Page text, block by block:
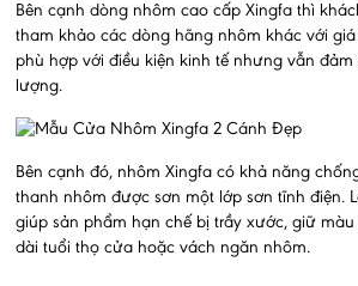
Bên cạnh dòng nhôm cao cấp Xingfa thì
tham khảo các dòng hãng nhôm khác với
phù hợp với điều kiện kinh tế nhưng vẫn
lượng.
Bên cạnh đó, nhôm Xingfa có khả năng
thanh nhôm được sơn một lớp sơn tĩnh điện.
giúp sản phẩm hạn chế bị trầy xước, giữ
dài tuổi thọ cửa hoặc vách ngăn nhôm.